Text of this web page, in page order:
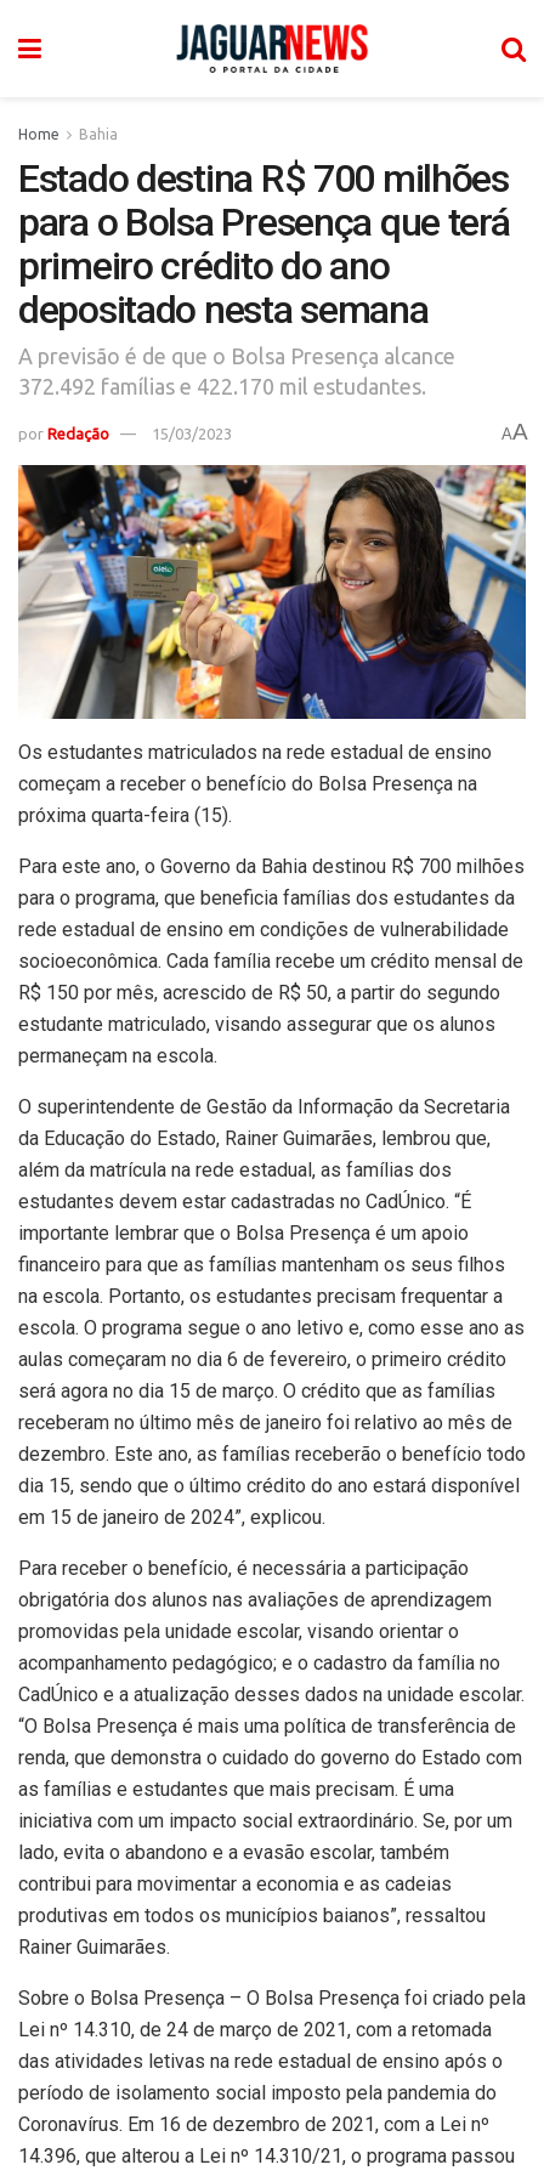
Home Bahia
Estado destina R$ 700 milhões
para o Bolsa Presença que terá
primeiro crédito do ano
depositado nesta semana
A previsão é de que o Bolsa Presença alcance
372.492 famílias e 422.170 mil estudantes.
por Redação 15/03/2023 AA
Os estudantes matriculados na rede estadual de ensino
começam a receber o benefício do Bolsa Presença na
próxima quarta-feira (15).
Para este ano, o Governo da Bahia destinou R$ 700 milhões
para o programa, que beneficia famílias dos estudantes da
rede estadual de ensino em condições de vulnerabilidade
socioeconômica. Cada família recebe um crédito mensal de
R$ 150 por mês, acrescido de R$ 50, a partir do segundo
estudante matriculado, visando assegurar que os alunos
permaneçam na escola.
O superintendente de Gestão da Informação da Secretaria
da Educação do Estado, Rainer Guimarães, lembrou que,
além da matrícula na rede estadual, as famílias dos
estudantes devem estar cadastradas no CadÚnico. “É
importante lembrar que o Bolsa Presença é um apoio
financeiro para que as famílias mantenham os seus filhos
na escola. Portanto, os estudantes precisam frequentar a
escola. O programa segue o ano letivo e, como esse ano as
aulas começaram no dia 6 de fevereiro, o primeiro crédito
será agora no dia 15 de março. O crédito que as famílias
receberam no último mês de janeiro foi relativo ao mês de
dezembro. Este ano, as famílias receberão o benefício todo
dia 15, sendo que o último crédito do ano estará disponível
em 15 de janeiro de 2024”, explicou.
Para receber o benefício, é necessária a participação
obrigatória dos alunos nas avaliações de aprendizagem
promovidas pela unidade escolar, visando orientar o
acompanhamento pedagógico; e o cadastro da família no
CadÚnico e a atualização desses dados na unidade escolar.
“O Bolsa Presença é mais uma política de transferência de
renda, que demonstra o cuidado do governo do Estado com
as famílias e estudantes que mais precisam. É uma
iniciativa com um impacto social extraordinário. Se, por um
lado, evita o abandono e a evasão escolar, também
contribui para movimentar a economia e as cadeias
produtivas em todos os municípios baianos”, ressaltou
Rainer Guimarães.
Sobre o Bolsa Presença – O Bolsa Presença foi criado pela
Lei nº 14.310, de 24 de março de 2021, com a retomada
das atividades letivas na rede estadual de ensino após o
período de isolamento social imposto pela pandemia do
Coronavírus. Em 16 de dezembro de 2021, com a Lei nº
14.396, que alterou a Lei nº 14.310/21, o programa passou